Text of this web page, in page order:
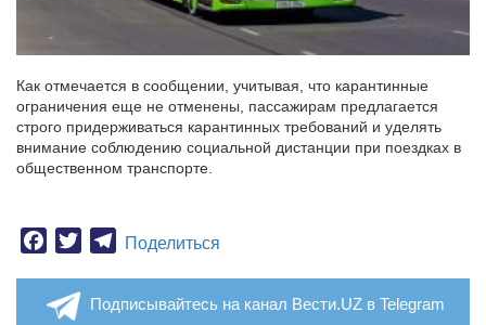
Как отмечается в сообщении, учитывая, что карантинные
ограничения еще не отменены, пассажирам предлагается
строго придерживаться карантинных требований и уделять
внимание соблюдению социальной дистанции при поездках в
общественном транспорте.
Facebook
TwitterTelegram
Поделиться
Подписывайтесь на канал Вести.UZ в Telegram